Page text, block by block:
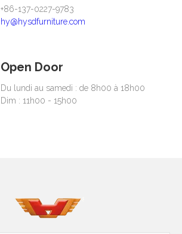
+86-137-0227-9783​​​​​​​
hy@hysdfurniture.com
Open Door
Du lundi au samedi : de 8h00 à 18h00
Dim : 11h00 - 15h00